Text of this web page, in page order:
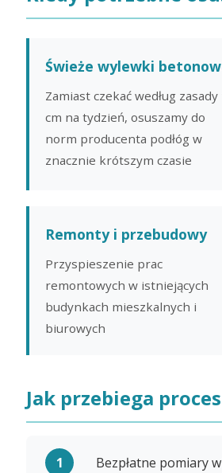
Świeże wylewki
Zamiast czekać według zasady
cm na tydzień, osuszamy do
norm producenta podłóg w
znacznie krótszym czasie
Remonty i przebudowy
Przyspieszenie prac
remontowych w istniejących
budynkach mieszkalnych i
biurowych
Jak przebiega
Bezpłatne pomiary